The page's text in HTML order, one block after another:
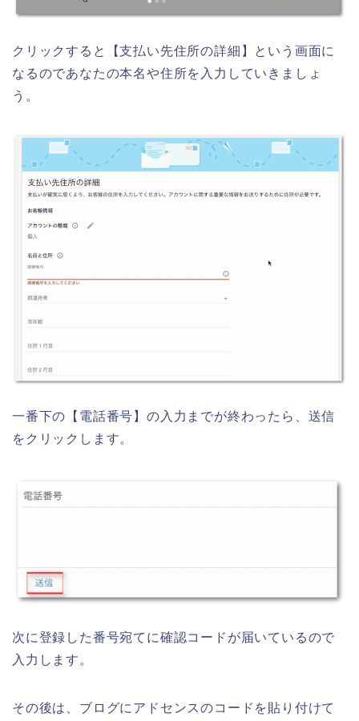
クリックすると【支払い先住所の詳細】という画面に
なるのであなたの本名や住所を入力していきましょ
う。
一番下の【電話番号】の入力までが終わったら、送信
をクリックします。
次に登録した番号宛てに確認コードが届いているので
入力します。
その後は、ブログにアドセンスのコードを貼り付けて